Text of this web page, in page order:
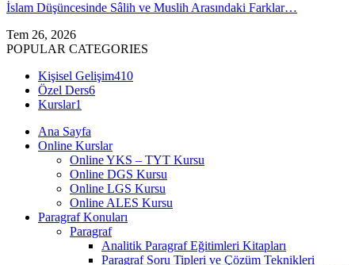
İslam Düşüncesinde Sâlih ve Muslih Arasındaki Farklar…
Tem 26, 2026
POPULAR CATEGORIES
Kişisel Gelişim410
Özel Ders6
Kurslar1
Ana Sayfa
Online Kurslar
Online YKS – TYT Kursu
Online DGS Kursu
Online LGS Kursu
Online ALES Kursu
Paragraf Konuları
Paragraf
Analitik Paragraf Eğitimleri Kitapları
Paragraf Soru Tipleri ve Çözüm Teknikleri